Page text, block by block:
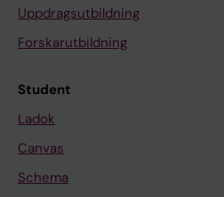
Uppdragsutbildning
Forskarutbildning
Student
Ladok
Canvas
Schema